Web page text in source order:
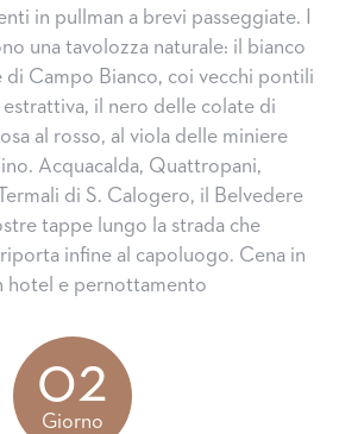
in pullman a brevi passeggiate. I
una tavolozza naturale: il bianco
di Campo Bianco, coi vecchi pontili
estrattiva, il nero delle colate di
al rosso, al viola delle miniere
Acquacalda, Quattropani,
di S. Calogero, il Belvedere
tappe lungo la strada che
riporta infine al capoluogo. Cena in
hotel e pernottamento
02
Giorno